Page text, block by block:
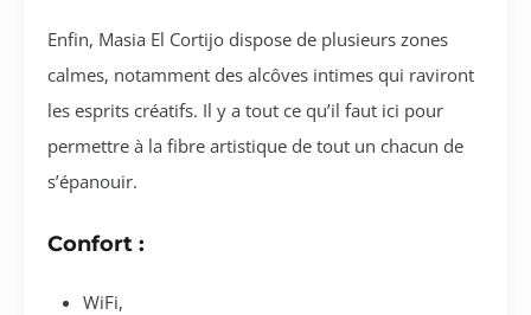
Enfin, Masia El Cortijo dispose de plusieurs zones
calmes, notamment des alcôves intimes qui raviront
les esprits créatifs. Il y a tout ce qu’il faut ici pour
permettre à la fibre artistique de tout un chacun de
s’épanouir.
Confort :
WiFi,